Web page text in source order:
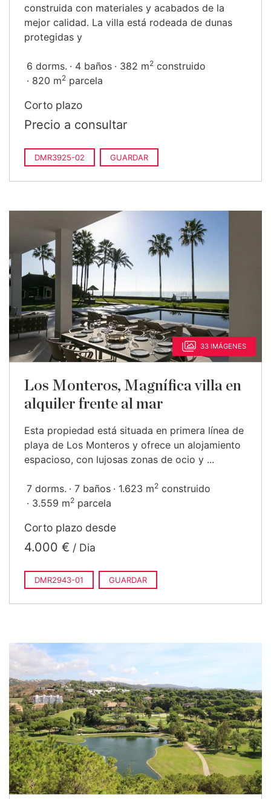
construida con materiales y acabados de la
mejor calidad. La villa está rodeada de dunas
protegidas y
6 dorms. 4 baños 382 m2 construido
820 m2 parcela
Corto plazo
Precio a consultar
DMR3925-02 GUARDAR
33 IMÁGENES
Los Monteros, Magnífica villa en
alquiler frente al mar
Esta propiedad está situada en primera línea de
playa de Los Monteros y ofrece un alojamiento
espacioso, con lujosas zonas de ocio y ...
7 dorms. 7 baños 1.623 m2 construido
3.559 m2 parcela
Corto plazo desde
4.000 € / Dia
DMR2943-01 GUARDAR